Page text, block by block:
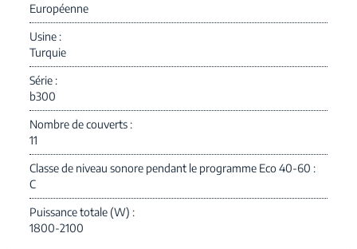
Européenne
Usine
Turquie
Série
b300
Nombre de couverts
11
Classe de niveau sonore pendant le programme Eco 40-60
C
Puissance totale (W)
1800-2100